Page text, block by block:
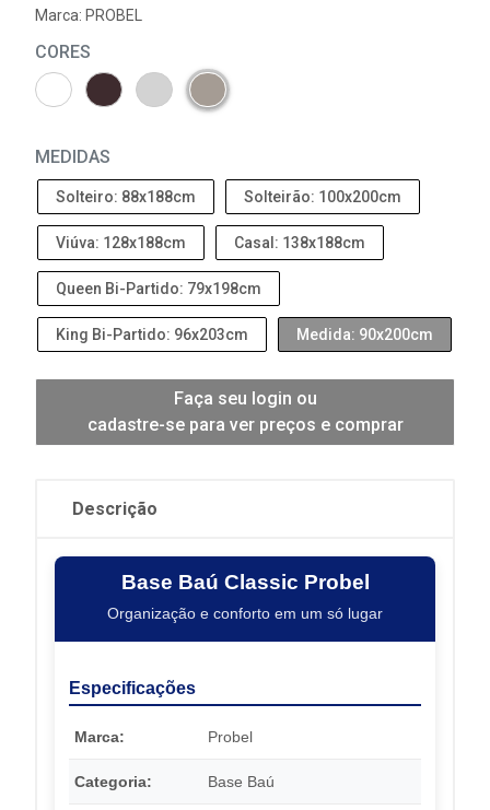
Marca: PROBEL
CORES
MEDIDAS
Solteiro: 88x188cm Solteirão: 100x200cm
Viúva: 128x188cm Casal: 138x188cm
Queen Bi-Partido: 79x198cm
King Bi-Partido: 96x203cm Medida: 90x200cm
Faça seu login ou
cadastre-se para ver preços e comprar
Descrição
Base Baú Classic Probel
Organização e conforto em um só lugar
Especificações
Marca: Probel
Categoria: Base Baú